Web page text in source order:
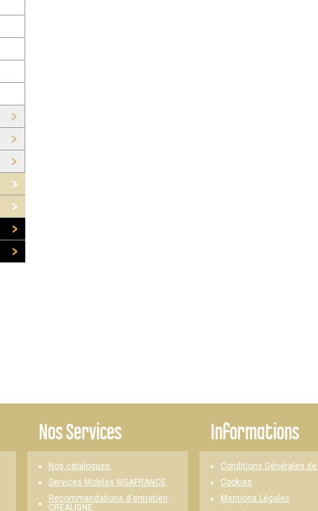
Nos Services
Nos catalogues
Services Mobiles MSAFRANCE
Recommandations d'entretien
CREALIGNE
Informations
Conditions Générales
Cookies
Mentions Légales